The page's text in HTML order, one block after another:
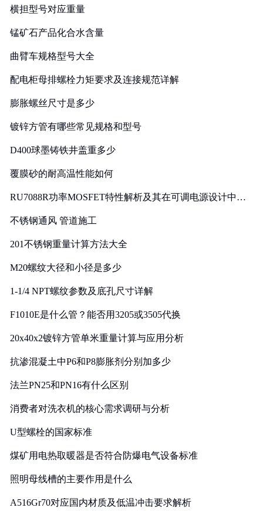
横担型号对应重量
锰矿石产品化合水含量
曲臂车规格型号大全
配电柜母排螺栓力矩要求及连接规范详解
膨胀螺丝尺寸是多少
镀锌方管有哪些常见规格和型号
D400球墨铸铁井盖重多少
覆膜砂的耐高温性能如何
RU7088R功率MOSFET特性解析及其在可调电源设计中的
不锈钢通风 管道施工
201不锈钢重量计算方法大全
M20螺纹大径和小径是多少
1-1/4 NPT螺纹参数及底孔尺寸详解
F1010E是什么管？能否用3205或3505代换
20x40x2镀锌方管单米重量计算与应用分析
抗渗混凝土中P6和P8膨胀剂分别加多少
法兰PN25和PN16有什么区别
消费者对洗衣机的核心需求调研与分析
U型螺栓的国家标准
煤矿用电热取暖器是否符合防爆电气设备标准
照明母线槽的主要作用是什么
A516Gr70对应国内材质及低温冲击要求解析